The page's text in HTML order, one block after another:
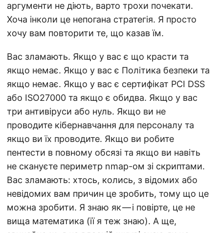
аргументи не діють, варто трохи почекати.
Хоча інколи це непогана стратегія. Я просто
хочу вам повторити те, що казав їм.
Вас зламають. Якщо у вас є що красти та
якщо немає. Якщо у вас є Політика безпеки та
якщо немає. Якщо у вас є сертифікат PCI DSS
або ISO27000 та якщо є обидва. Якщо у вас
три антивіруси або нуль. Якщо ви не
проводите кібернавчання для персоналу та
якщо ви їх проводите. Якщо ви робите
пентести в повному обсязі та якщо ви навіть
не скануєте периметр nmap-ом зі скриптами.
Вас зламають: хтось, колись, з відомих або
невідомих вам причин це зробить, тому що це
можна зробити. Я знаю як — і повірте, це не
вища математика (її я теж знаю). А ще,